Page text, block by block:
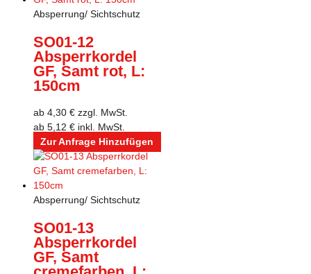
Absperrung/ Sichtschutz
SO01-12
Absperrkordel
GF, Samt rot, L:
150cm
ab 4,30 € zzgl. MwSt.
ab 5,12 € inkl. MwSt.
Zur Anfrage Hinzufügen
Absperrung/ Sichtschutz
SO01-13
Absperrkordel
GF, Samt